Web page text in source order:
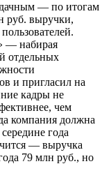
— по итогам
руб. выручки,
— набирая
отдельных
и пригласил на
кадры не
чем
компания должна
года
— выручка
79 млн руб., но